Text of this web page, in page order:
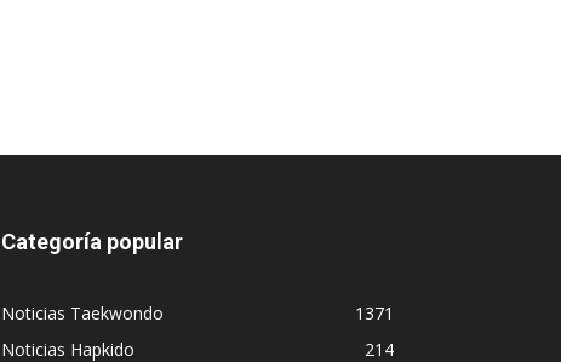
Categoría popular
Noticias Taekwondo
1371
Noticias Hapkido
214